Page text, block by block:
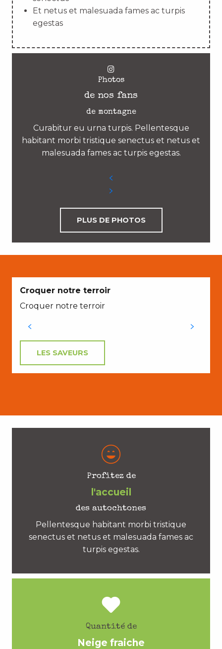
Et netus et malesuada fames ac turpis
egestas
Photos
de nos fans
de montagne
Curabitur eu urna turpis. Pellentesque
habitant morbi tristique senectus et netus et
malesuada fames ac turpis egestas.
PLUS DE PHOTOS
Croquer notre terroir
Croquer notre terroir
LES SAVEURS
Profitez de
l'accueil
des autochtones
Pellentesque habitant morbi tristique
senectus et netus et malesuada fames ac
turpis egestas.
Quantité de
Neige fraiche